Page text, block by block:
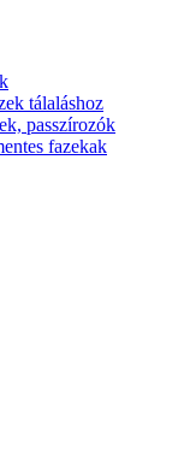
tálaláshoz
passzírozók
fazekak